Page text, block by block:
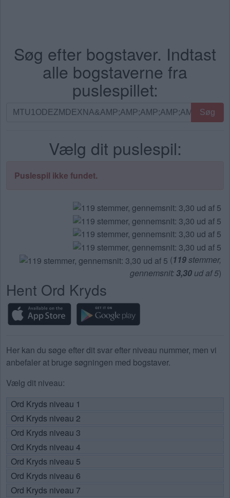
Søg efter bogstaver. Indtast
alle bogstaverne fra
puslespillet:
Søg
bogstaverne
Søg
Vælg dit puslespil:
Puslespil ikke fundet.
(119stemmer,
gennemsnit:3,30 ud af 5)
Hent Ord Kryds
Her kan du søge efter dit svar efter niveau nummer, men vi
anbefaler at bruge søgningen med bogstaver.
Vælg dit niveau:
Ord Kryds niveau 1
Ord Kryds niveau 2
Ord Kryds niveau 3
Ord Kryds niveau 4
Ord Kryds niveau 5
Ord Kryds niveau 6
Ord Kryds niveau 7